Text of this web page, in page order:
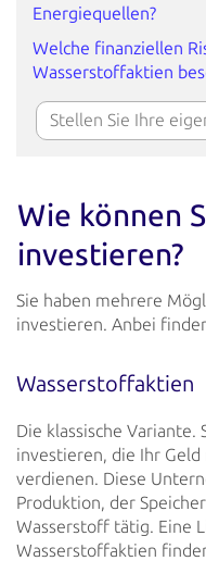
Energiequellen?
Welche finanziellen
Wasserstoffaktien
Wie können
investieren?
Sie haben mehrere
investieren. Anbei
Wasserstoffaktien
Die klassische Variante.
investieren, die Ihr
verdienen. Diese
Produktion, der
Wasserstoff tätig. Eine
Wasserstoffaktien